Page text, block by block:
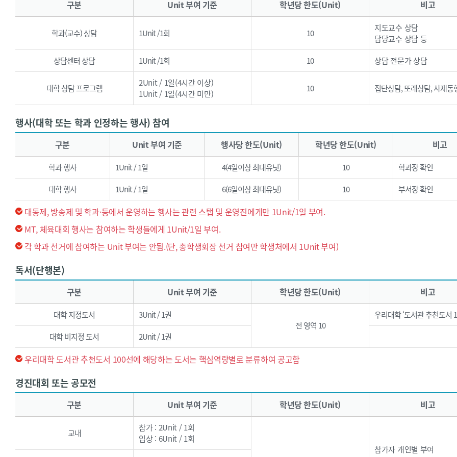
구분 Unit 부여 기준 학년당 한도(Unit) 비고
학과(교수) 상담 1Unit /1회 10
지도교수 상담
담당교수 상담 등
상담센터 상담 1Unit /1회 10 상담 전문가 상담
대학 상담 프로그램
2Unit / 1일(4시간 이상)
1Unit / 1일(4시간 미만)
10 집단상담, 또래상담, 사제동
행사(대학 또는 학과 인정하는 행사) 참여
행사(대학 또는 학과 인정하는 행사) 참여 - 구분, Unit 부여 기준, 행사당 한도(Unit), 학년당 한도(Unit), 비고로 구성된 표입니다.
구분 Unit 부여 기준 행사당 한도(Unit) 학년당 한도(Unit) 비고
학과 행사 1Unit / 1일 4(4일이상 최대유닛) 10 학과장 확인
대학 행사 1Unit / 1일 6(6일이상 최대유닛) 10 부서장 확인
대동제, 방송제 및 학과·등에서 운영하는 행사는 관련 스탭 및 운영진에게만 1Unit/1일 부여.
MT, 체육대회 행사는 참여하는 학생들에게 1Unit/1일 부여.
각 학과 선거에 참여하는 Unit 부여는 안됨.(단, 총학생회장 선거 참여만 학생처에서 1Unit 부여)
독서(단행본)
독서(단행본) - 구분, Unit 부여 기준, 학년당 한도(Unit), 비고로 구성된 표입니다.
구분 Unit 부여 기준 학년당 한도(Unit) 비고
대학 지정도서
3Unit / 1권
전 영역 10
우리대학 ‘도서관 추천도서
대학 비지정 도서 2Unit / 1권
우리대학 도서관 추천도서 100선에 해당하는 도서는 핵심역량별로 분류하여 공고함
경진대회 또는 공모전
경진대회 또는 공모전 - 구분, Unit 부여 기준, 학년당 한도(Unit), 비고로 구성된 표입니다.
구분 Unit 부여 기준 학년당 한도(Unit) 비고
교내
참가 : 2Unit / 1회
입상 : 6Unit / 1회
참가자 개인별 부여